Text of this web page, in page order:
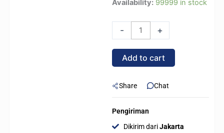
Availability: 99999 in stock
-
Aigo
TWISTER
DX-
240
240mm
Liquid
Cooler
+
Add to cart
Share Chat
Pengiriman
Dikirim dariJakarta